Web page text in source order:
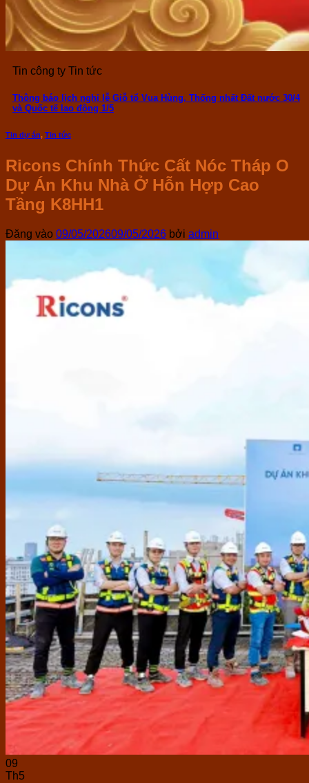
Tin công ty Tin tức
Thông báo lịch nghỉ lễ Giỗ tổ Vua Hùng, Thống nhất Đất nước 30/4
và Quốc tế lao động 1/5
Tin dự án, Tin tức
Ricons Chính Thức Cất Nóc Tháp O
Dự Án Khu Nhà Ở Hỗn Hợp Cao
Tầng K8HH1
Đăng vào 09/05/202609/05/2026 bởi admin
09
Th5